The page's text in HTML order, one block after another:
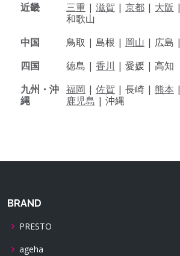
近畿
三重 | 滋賀 | 京都 | 大阪 |
和歌山
中国
鳥取 | 島根 | 岡山 | 広島 |
四国
徳島 | 香川 | 愛媛 | 高知
九州・沖
縄
福岡 | 佐賀 | 長崎 | 熊本 |
鹿児島 | 沖縄
BRAND
PRESTO
ageha